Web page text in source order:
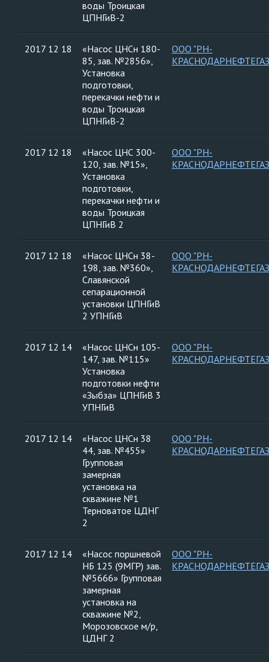
воды Троицкая
ЦПНГиВ-2
2017 12 18
«Насос ЦНСн 180-
85, зав. №2856»,
Установка
подготовки,
перекачки нефти и
воды Троицкая
ЦПНГиВ-2
ООО "РН-
2017 12 18
«Насос ЦНС 300-
120, зав. №15»,
Установка
подготовки,
перекачки нефти и
воды Троицкая
ЦПНГиВ 2
ООО "РН-
2017 12 18
«Насос ЦНСн 38-
198, зав. №360»,
Славянской
сепарационной
установки ЦПНГиВ
2 УПНГиВ
ООО "РН-
2017 12 14
«Насос ЦНСн 105-
147, зав. №115»
Установка
подготовки нефти
«Зыбза» ЦПНГиВ 3
УПНГиВ
ООО "РН-
2017 12 14
«Насос ЦНСн 38
44, зав. №455»
Групповая
замерная
установка на
скважине №1
Терноватое ЦДНГ
2
ООО "РН-
2017 12 14
«Насос поршневой
НБ 125 (9МГР) зав.
№5666» Групповая
замерная
установка на
скважине №2,
Морозовское м/р,
ЦДНГ 2
ООО "РН-